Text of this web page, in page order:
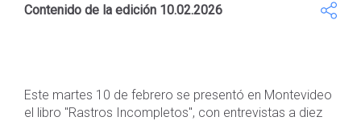
Contenido de la edición 10.02.2026
Este martes 10 de febrero se presentó en Montevideo
el libro "Rastros Incompletos", con entrevistas a diez